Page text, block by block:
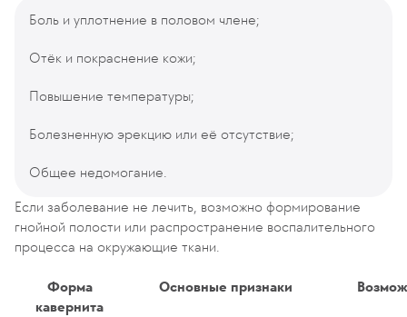
Боль и уплотнение в половом члене;
Отёк и покраснение кожи;
Повышение температуры;
Болезненную эрекцию или её отсутствие;
Общее недомогание.
Если заболевание не лечить, возможно формирование
гнойной полости или распространение воспалительного
процесса на окружающие ткани.
Форма
кавернита
Основные признаки